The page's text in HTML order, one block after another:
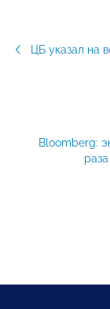
ЦБ указал на
Bloomberg: